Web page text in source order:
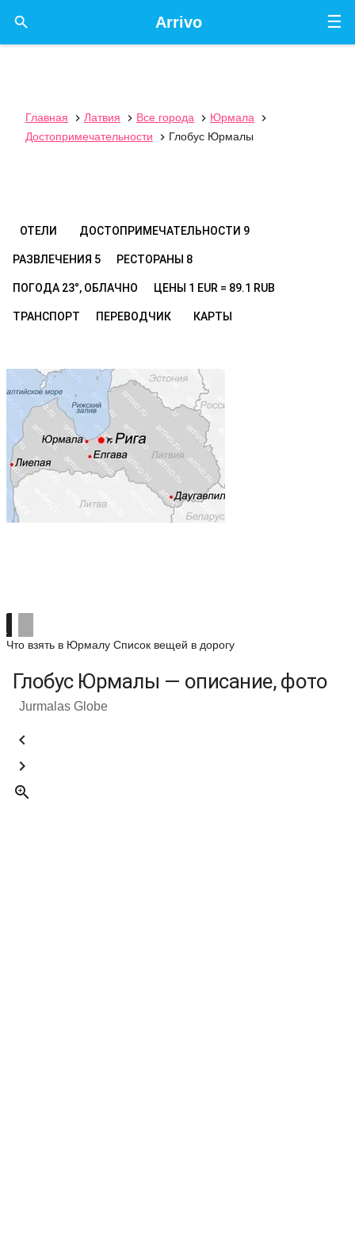
☰
Arrivo

Главная  Латвия  Все города  Юрмала

Достопримечательности
 Глобус Юрмалы
ОТЕЛИ ДОСТОПРИМЕЧАТЕЛЬНОСТИ 9
РАЗВЛЕЧЕНИЯ 5 РЕСТОРАНЫ 8
ПОГОДА 23°, ОБЛАЧНО ЦЕНЫ 1 EUR = 89.1 RUB
ТРАНСПОРТ ПЕРЕВОДЧИК КАРТЫ
Что взять в Юрмалу Список вещей в дорогу
Глобус Юрмалы — описание, фото
Jurmalas Globe


